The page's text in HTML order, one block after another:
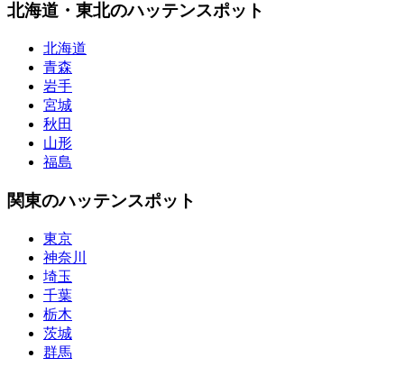
北海道・東北のハッテンスポット
北海道
青森
岩手
宮城
秋田
山形
福島
関東のハッテンスポット
東京
神奈川
埼玉
千葉
栃木
茨城
群馬